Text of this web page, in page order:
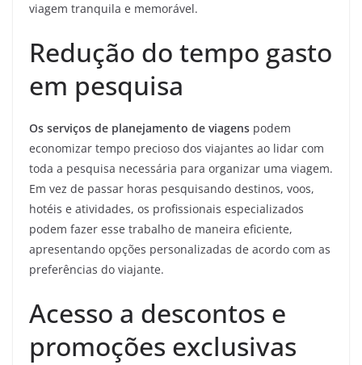
viagem tranquila e memorável.
Redução do tempo gasto
em pesquisa
Os serviços de planejamento de viagens podem
economizar tempo precioso dos viajantes ao lidar com
toda a pesquisa necessária para organizar uma viagem.
Em vez de passar horas pesquisando destinos, voos,
hotéis e atividades, os profissionais especializados
podem fazer esse trabalho de maneira eficiente,
apresentando opções personalizadas de acordo com as
preferências do viajante.
Acesso a descontos e
promoções exclusivas